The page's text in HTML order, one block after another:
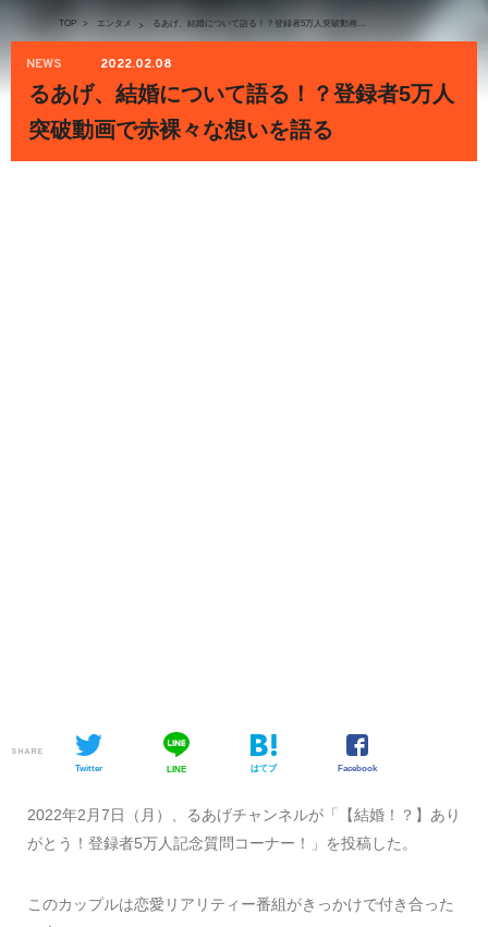
TOP > エンタメ > るあげ、結婚について語る！？登録者5万人突破動画で赤裸々な想いを語る
NEWS 2022.02.08
るあげ、結婚について語る！？登録者5万人
突破動画で赤裸々な想いを語る
SHARE
Twitter LINE はてブ Facebook
2022年2月7日（月）、るあげチャンネルが「【結婚！？】あり
がとう！登録者5万人記念質問コーナー！」を投稿した。
このカップルは恋愛リアリティー番組がきっかけで付き合った